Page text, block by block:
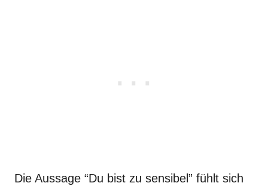
Die Aussage “Du bist zu sensibel” fühlt sich